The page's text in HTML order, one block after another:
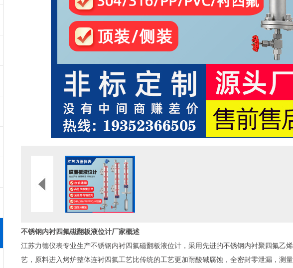
不锈钢内衬四氟磁翻板液位计厂家概述
江苏力德仪表专业生产不锈钢内衬四氟磁翻板液位计，采用先进的不锈钢内衬聚四氟乙
艺，原料进入烤炉整体连衬四氟工艺比传统的工艺更加耐酸碱腐蚀，全密封零泄漏，测量